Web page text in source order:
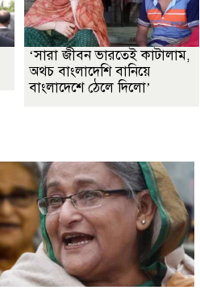
‘সারা জীবন ভারতেই কাটালাম,
অথচ বাংলাদেশি বানিয়ে
বাংলাদেশে ঠেলে দিলো’